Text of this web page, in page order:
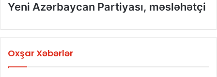
Yeni Azərbaycan Partiyası, məsləhətçi
Oxşar Xəbərlər